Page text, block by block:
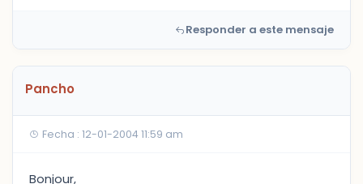
Responder a este mensaje
Pancho
Fecha : 12-01-2004 11:59 am
Bonjour,